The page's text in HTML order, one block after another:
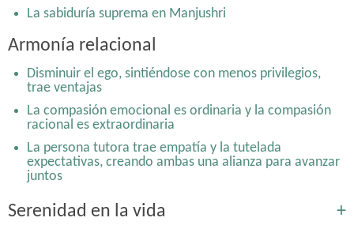
La sabiduría suprema en Manjushri
Nietzsche y Laozi: la emergencia de la espontaneidad y
el naturalismo en dos inconformistas separados en el
tiempo y espacio
De praemeditatio malorum a memento mori y al yoga
de la muerte: Practicar morir
Disminuir el ego, sintiéndose con menos privilegios,
trae ventajas
En el camino de Shambhala: discernimiento, calma y
benevolencia
Armonía relacional
Disminuir el ego, sintiéndose con menos privilegios,
trae ventajas
La compasión emocional es ordinaria y la compasión
racional es extraordinaria
La persona tutora trae empatía y la tutelada
expectativas, creando ambas una alianza para avanzar
juntos
+
Serenidad en la vida